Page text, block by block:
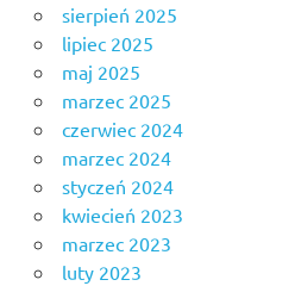
sierpień 2025
lipiec 2025
maj 2025
marzec 2025
czerwiec 2024
marzec 2024
styczeń 2024
kwiecień 2023
marzec 2023
luty 2023